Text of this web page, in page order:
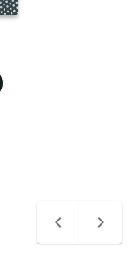
navigate_before navigate_next